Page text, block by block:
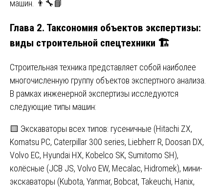
машин. 👨🔧📘
Глава 2. Таксономия объектов экспертизы:
виды строительной спецтехники 🏗️
Строительная техника представляет собой наиболее
многочисленную группу объектов экспертного анализа.
В рамках инженерной экспертизы исследуются
следующие типы машин:
🟨 Экскаваторы всех типов: гусеничные (Hitachi ZX,
Komatsu PC, Caterpillar 300 series, Liebherr R, Doosan DX,
Volvo EC, Hyundai HX, Kobelco SK, Sumitomo SH),
колёсные (JCB JS, Volvo EW, Mecalac, Hidromek), мини-
экскаваторы (Kubota, Yanmar, Bobcat, Takeuchi, Hanix,